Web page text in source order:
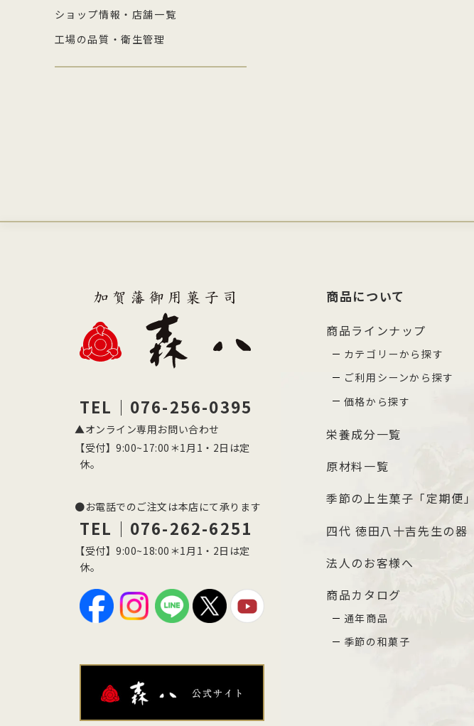
ショップ情報・店舗一覧
工場の品質・衛生管理
TEL｜076-256-0395
▲オンライン専用お問い合わせ
【受付】9:00~17:00＊1月1・2日は定
休。
●お電話でのご注文は本店にて承ります
TEL｜076-262-6251
【受付】9:00~18:00＊1月1・2日は定
休。
商品について
商品ラインナップ
カテゴリーから探す
ご利用シーンから探す
価格から探す
栄養成分一覧
原材料一覧
季節の上生菓子「定期便」
四代 徳田八十吉先生の器
法人のお客様へ
商品カタログ
通年商品
季節の和菓子